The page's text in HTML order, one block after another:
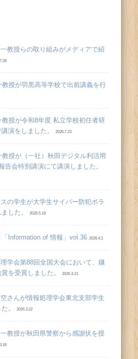
教授らの取り組みがメディアで紹
教授が羽黒高等学校で出前講義を行
教授が令和8年度 私立学校初任者研
演をしました。
2026.7.23
教授が（一社）秋田デジタル利活用
告会特別講演にて講演しました。
の学生が大学生サイバー防犯ボラ
した。
2026.5.19
「Information of 情報」vol.36 2026.4.1
学会第88回全国大会において、鎌
を受賞しました。
2026.3.23
さんが情報処理学会東北支部学生
。
2026.3.22
教授が秋田県警察から感謝状を授